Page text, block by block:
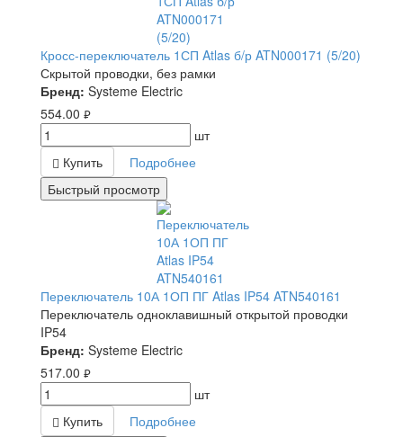
Кросс-переключатель 1СП Atlas б/р ATN000171 (5/20)
Скрытой проводки, без рамки
Бренд: Systeme Electric
554.00 руб.
шт
Купить
Подробнее
Быстрый просмотр
Переключатель 10А 1ОП ПГ Atlas IP54 ATN540161
Переключатель одноклавишный открытой проводки
IP54
Бренд: Systeme Electric
517.00 руб.
шт
Купить
Подробнее